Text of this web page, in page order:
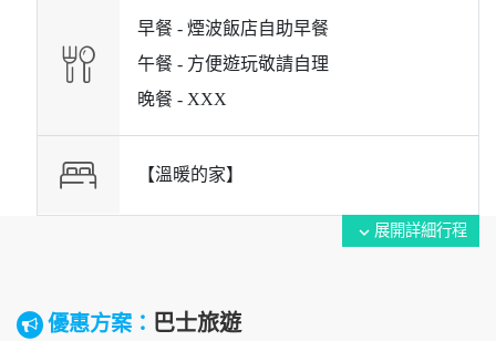
優惠方案： 巴士旅遊
早餐 - 煙波飯店自助早餐
午餐 - 方便遊玩敬請自理
晚餐 - XXX
【溫暖的家】
expand_more 展開詳細行程